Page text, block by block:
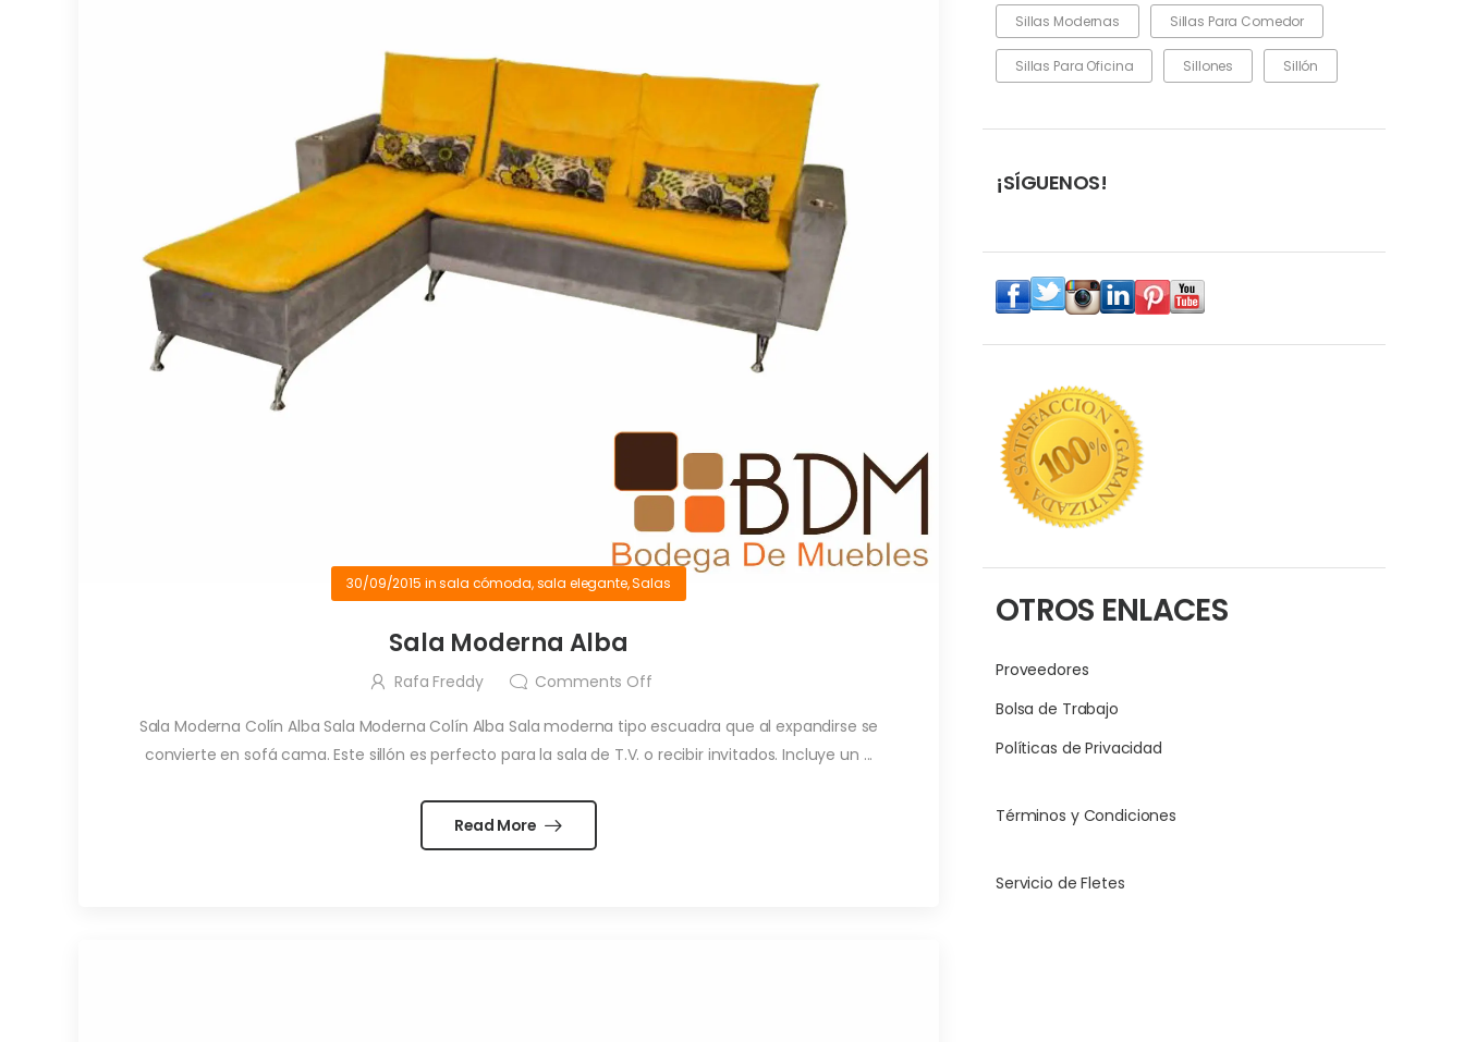
Sillas Modernas Sillas Para Comedor
Sillas Para Oficina Sillones Sillón
¡SÍGUENOS!
OTROS ENLACES
Proveedores
Bolsa de Trabajo
Políticas de Privacidad
Términos y Condiciones
Servicio de Fletes
30/09/2015 insala cómoda,sala elegante,Salas
Sala Moderna Alba
Rafa Freddy Comments Off
Sala Moderna Colín Alba Sala Moderna Colín Alba Sala moderna tipo escuadra que al expandirse se
convierte en sofá cama. Este sillón es perfecto para la sala de T.V. o recibir invitados. Incluye un ...
Read More